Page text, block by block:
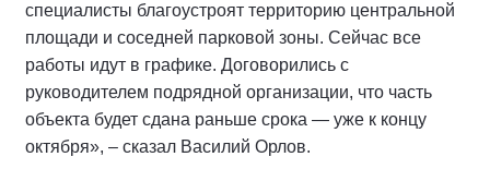
специалисты благоустроят территорию центральной
площади и соседней парковой зоны. Сейчас все
работы идут в графике. Договорились с
руководителем подрядной организации, что часть
объекта будет сдана раньше срока — уже к концу
октября», – сказал Василий Орлов.